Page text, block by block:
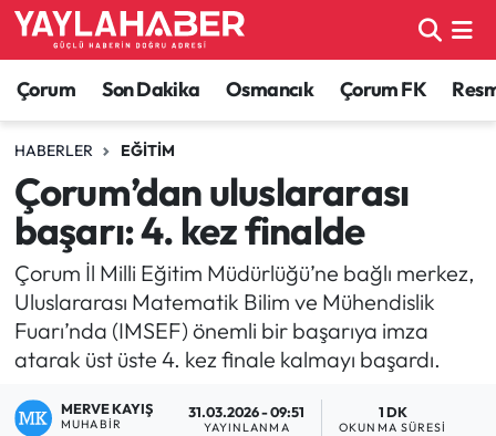
Çorum Son Dakika Osmancık Çorum FK
HABERLER EĞITIM
Çorum’dan uluslararası
başarı: 4. kez finalde
Çorum İl Milli Eğitim Müdürlüğü’ne bağlı merkez,
Uluslararası Matematik Bilim ve Mühendislik
Fuarı’nda (IMSEF) önemli bir başarıya imza
atarak üst üste 4. kez finale kalmayı başardı.
MERVE KAYIŞ
MUHABIR
31.03.2026 - 09:51
YAYINLANMA
1 DK
OKUNMA SÜRESI
Alaca Haberleri
Bayat Haberleri
Bilgi - Keşfet Haberleri
Bilim ve Teknoloji
Boğazkale Haberleri
Çorum Haberleri
Çorum Son Dakika Haberleri
Çorum Nöbetçi Eczaneler
Çorum Hava Durumu
Çorum Namaz Vakitleri
Çorum Trafik Yoğunluk Haritası
TFF 1.Lig Puan Durumu ve Fikstür
Tüm Manşetler
Son Dakika Haberleri